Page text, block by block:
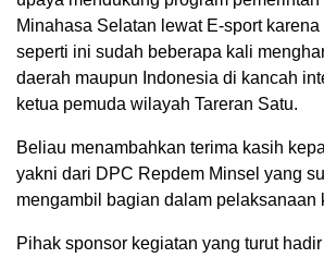
Minahasa Selatan lewat E-sport
seperti ini sudah beberapa kali
daerah maupun Indonesia di kancah
ketua pemuda wilayah Tareran Satu.
Beliau menambahkan terima kasih
yakni dari DPC Repdem Minsel yang
mengambil bagian dalam pelaksanaan
Pihak sponsor kegiatan yang turut